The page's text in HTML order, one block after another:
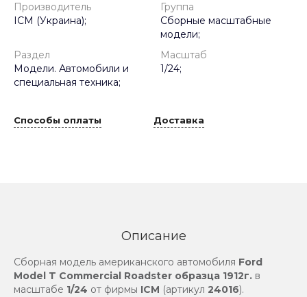
Производитель
ICM (Украина);
Группа
Сборные масштабные
модели;
Раздел
Модели. Автомобили и
специальная техника;
Масштаб
1/24;
Способы оплаты Доставка
Описание
Сборная модель американского автомобиля Ford
Model T Commercial Roadster образца 1912г. в
масштабе 1/24 от фирмы ICM (артикул 24016).